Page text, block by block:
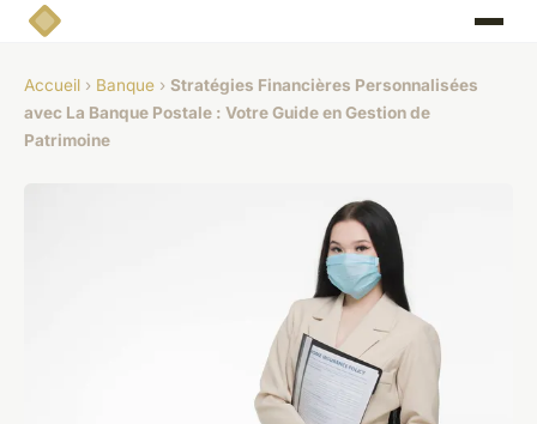
Accueil › Banque › Stratégies Financières Personnalisées
avec La Banque Postale : Votre Guide en Gestion de
Patrimoine